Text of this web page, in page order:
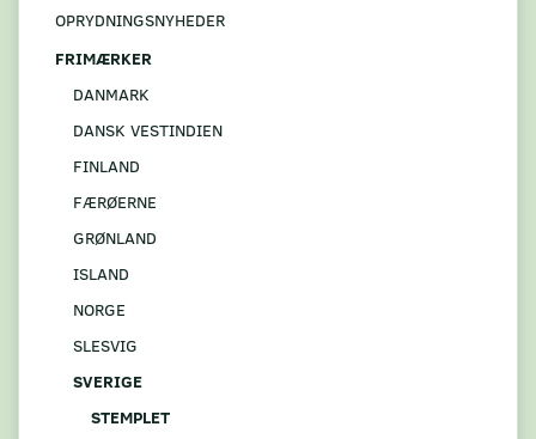
OPRYDNINGSNYHEDER
FRIMÆRKER
DANMARK
DANSK VESTINDIEN
FINLAND
FÆRØERNE
GRØNLAND
ISLAND
NORGE
SLESVIG
SVERIGE
STEMPLET